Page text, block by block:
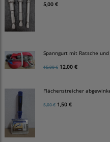
5,00 €
Spanngurt mit Ratsche
15,00 € 12,00 €
Flächenstreicher
5,00 € 1,50 €